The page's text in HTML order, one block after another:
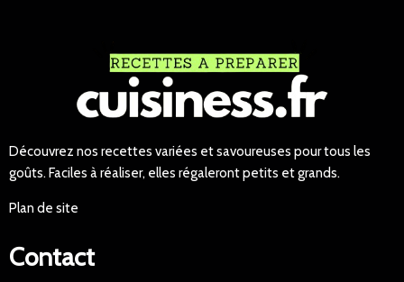
Découvrez nos recettes variées et savoureuses pour tous les
goûts. Faciles à réaliser, elles régaleront petits et grands.
Plan de site
Contact